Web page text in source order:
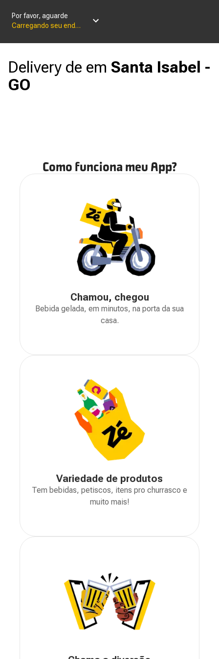
Por favor, aguarde
Carregando seu endereço
Delivery de em Santa Isabel -
GO
Como funciona meu App?
Chamou, chegou
Bebida gelada, em minutos, na porta da sua
casa.
Variedade de produtos
Tem bebidas, petiscos, itens pro churrasco e
muito mais!